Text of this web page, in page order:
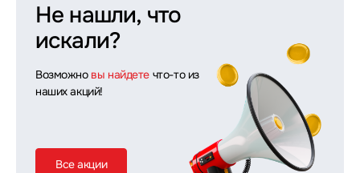
Не нашли, что
искали?
Возможно вы найдете что-то из
наших акций!
Все акции